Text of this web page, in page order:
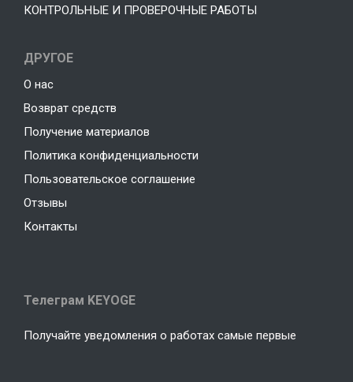
КОНТРОЛЬНЫЕ И ПРОВЕРОЧНЫЕ РАБОТЫ
ДРУГОЕ
О нас
Возврат средств
Получение материалов
Политика конфиденциальности
Пользовательское соглашение
Отзывы
Контакты
Телеграм KEYOGE
Получайте уведомления о работах самые первые